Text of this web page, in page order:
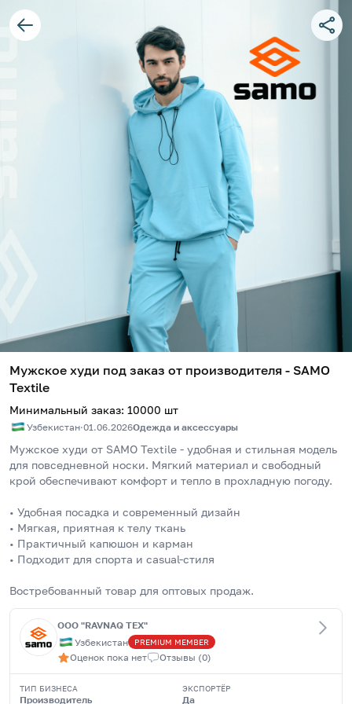
Мужское худи под заказ от производителя - SAMO
Textile
Минимальный заказ: 10000 шт
Узбекистан·01.06.2026Одежда и аксессуары
Мужское худи от SAMO Textile - удобная и стильная модель
для повседневной носки. Мягкий материал и свободный
крой обеспечивают комфорт и тепло в прохладную погоду.
• Удобная посадка и современный дизайн
• Мягкая, приятная к телу ткань
• Практичный капюшон и карман
• Подходит для спорта и casual-стиля
Востребованный товар для оптовых продаж.
ООО "RAVNAQ TEX"
Узбекистан
PREMIUM MEMBER
Оценок пока нет Отзывы (0)
ТИП БИЗНЕСА
Производитель
ЭКСПОРТЁР
Да